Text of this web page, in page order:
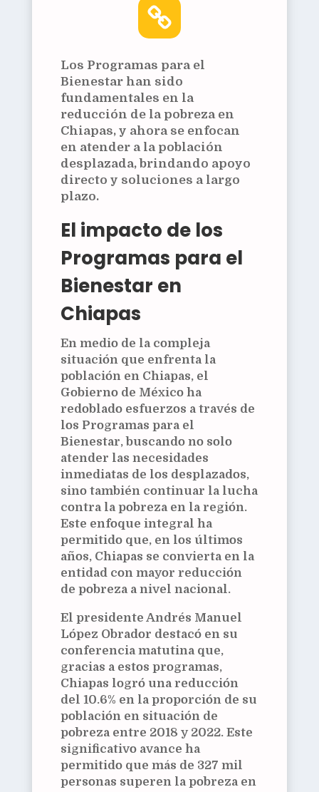
Los Programas para el
Bienestar han sido
fundamentales en la
reducción de la pobreza en
Chiapas, y ahora se enfocan
en atender a la población
desplazada, brindando apoyo
directo y soluciones a largo
plazo.
El impacto de los
Programas para el
Bienestar en
Chiapas
En medio de la compleja
situación que enfrenta la
población en Chiapas, el
Gobierno de México ha
redoblado esfuerzos a través de
los Programas para el
Bienestar, buscando no solo
atender las necesidades
inmediatas de los desplazados,
sino también continuar la lucha
contra la pobreza en la región.
Este enfoque integral ha
permitido que, en los últimos
años, Chiapas se convierta en la
entidad con mayor reducción
de pobreza a nivel nacional.
El presidente Andrés Manuel
López Obrador destacó en su
conferencia matutina que,
gracias a estos programas,
Chiapas logró una reducción
del 10.6% en la proporción de su
población en situación de
pobreza entre 2018 y 2022. Este
significativo avance ha
permitido que más de 327 mil
personas superen la pobreza en